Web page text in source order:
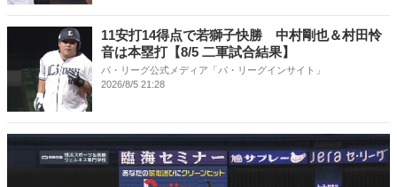
11安打14得点で若獅子快勝 中村剛也＆村田怜
音は本塁打【8/5 二軍試合結果】
パ・リーグ公式メディア「パ・リーグインサイト」
2026/8/5 21:28